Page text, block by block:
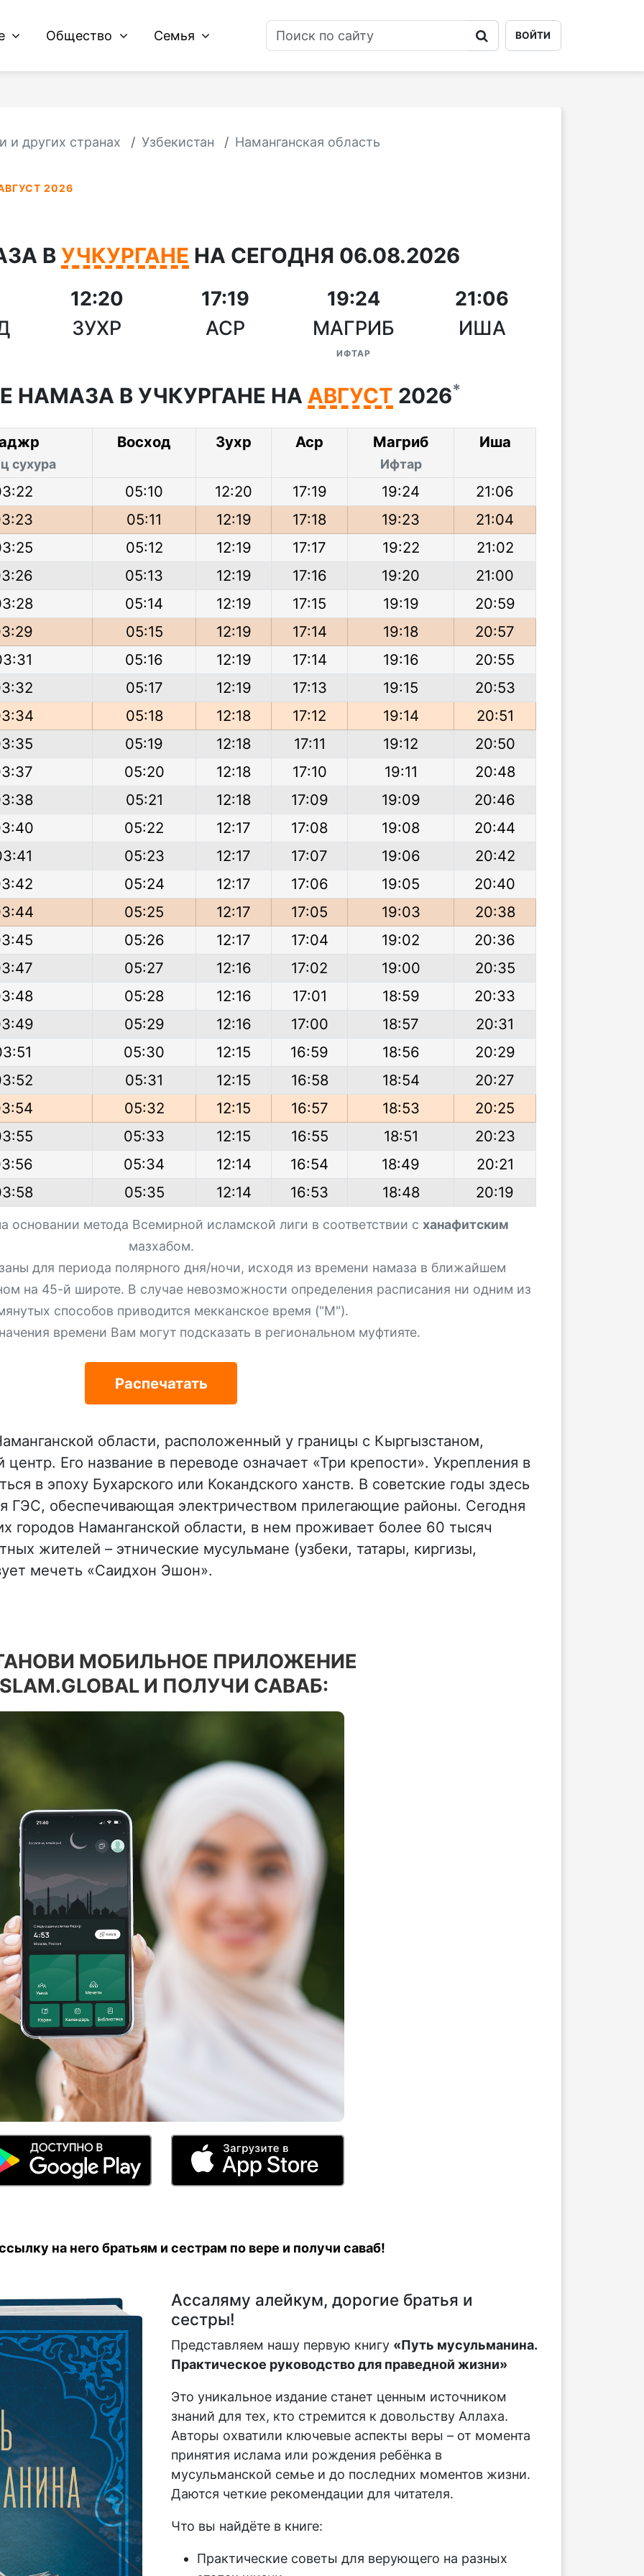
Общество Семья ВОЙТИ
и других странах Узбекистан Наманганская область
2026
В УЧКУРГАНЕ НА СЕГОДНЯ 06.08.2026
12:20
ЗУХР
17:19
АСР
19:24
МАГРИБ
ИФТАР
21:06
ИША
НАМАЗА В УЧКУРГАНЕ НА АВГУСТ 2026*
сухура
Восход Зухр Аср Магриб
Ифтар
Иша
05:10 12:20 17:19 19:24
21:06
05:11 12:19 17:18 19:23
21:04
05:12 12:19 17:17 19:22
21:02
05:13 12:19 17:16 19:20
21:00
05:14 12:19 17:15 19:19
20:59
05:15 12:19 17:14 19:18
20:57
05:16 12:19 17:14 19:16
20:55
05:17 12:19 17:13 19:15
20:53
05:18 12:18 17:12 19:14
20:51
05:19 12:18 17:11 19:12
20:50
05:20 12:18 17:10 19:11
20:48
05:21 12:18 17:09 19:09
20:46
05:22 12:17 17:08 19:08
20:44
05:23 12:17 17:07 19:06
20:42
05:24 12:17 17:06 19:05
20:40
05:25 12:17 17:05 19:03
20:38
05:26 12:17 17:04 19:02
20:36
05:27 12:16 17:02 19:00
20:35
05:28 12:16 17:01 18:59
20:33
05:29 12:16 17:00 18:57
20:31
05:30 12:15 16:59 18:56
20:29
05:31 12:15 16:58 18:54
20:27
05:32 12:15 16:57 18:53
20:25
05:33 12:15 16:55 18:51
20:23
05:34 12:14 16:54 18:49
20:21
05:35 12:14 16:53 18:48 20:19
основании метода Всемирной исламской лиги в соответствии с ханафитским
мазхабом.
для периода полярного дня/ночи, исходя из времени намаза в ближайшем
на 45-й широте. В случае невозможности определения расписания ни одним из
способов приводится мекканское время ("М").
времени Вам могут подсказать в региональном муфтияте.
Распечатать
области, расположенный у границы с Кыргызстаном,
Его название в переводе означает «Три крепости». Укрепления в
в эпоху Бухарского или Кокандского ханств. В советские годы здесь
ГЭС, обеспечивающая электричеством прилегающие районы. Сегодня
городов Наманганской области, в нем проживает более 60 тысяч
жителей – этнические мусульмане (узбеки, татары, киргизы,
мечеть «Саидхон Эшон».
МОБИЛЬНОЕ ПРИЛОЖЕНИЕ
И ПОЛУЧИ САВАБ:
на него братьям и сестрам по вере и получи саваб!
Ассаляму алейкум, дорогие братья и
сестры!
Представляем нашу первую книгу «Путь мусульманина.
Практическое руководство для праведной жизни»
Это уникальное издание станет ценным источником
знаний для тех, кто стремится к довольству Аллаха.
Авторы охватили ключевые аспекты веры – от момента
принятия ислама или рождения ребёнка в
мусульманской семье и до последних моментов жизни.
Даются четкие рекомендации для читателя.
Что вы найдёте в книге:
Практические советы для верующего на разных